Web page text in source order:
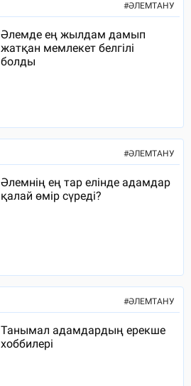
#ӘЛЕМТАНУ
Әлемде ең жылдам дамып
жатқан мемлекет белгілі
болды
#ӘЛЕМТАНУ
Әлемнің ең тар елінде адамдар
қалай өмір сүреді?
#ӘЛЕМТАНУ
Танымал адамдардың ерекше
хоббилері